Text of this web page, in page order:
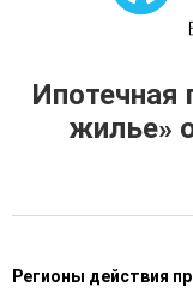
Ипотечная
жилье»
Регионы действия